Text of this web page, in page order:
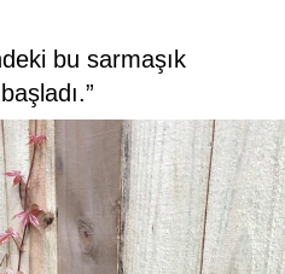
bu sarmaşık